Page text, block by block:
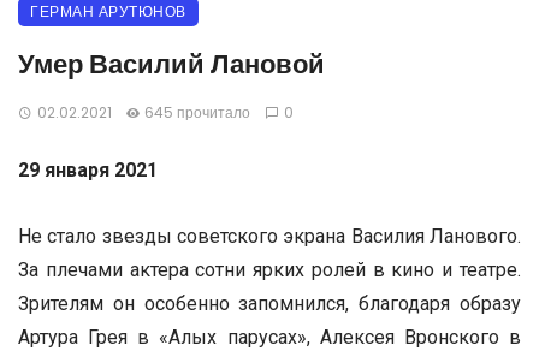
ГЕРМАН АРУТЮНОВ
Умер Василий Лановой
02.02.2021 645 прочитало 0
29 января 2021
Не стало звезды советского экрана Василия Ланового.
За плечами актера сотни ярких ролей в кино и театре.
Зрителям он особенно запомнился, благодаря образу
Артура Грея в «Алых парусах», Алексея Вронского в